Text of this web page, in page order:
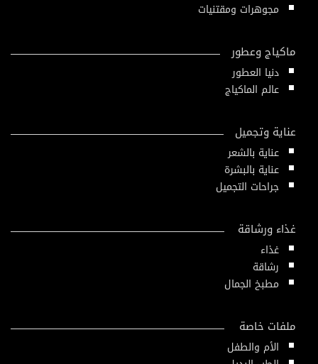
مجوهرات ومقتنيات
ماكياج وعطور
دنيا العطور
عالم الماكياج
عناية وتجميل
عناية بالشعر
عناية بالبشرة
جراحات التجميل
غذاء ورشاقة
غذاء
رشاقة
مطبخ الجمال
ملفات خاصة
الأم والطفل